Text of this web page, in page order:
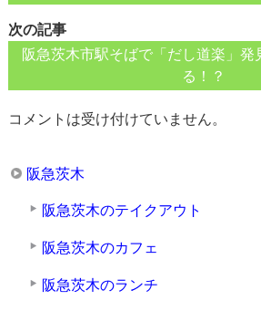
次の記事
阪急茨木市駅そばで「だし道楽」発
る！？
コメントは受け付けていません。
阪急茨木
阪急茨木のテイクアウト
阪急茨木のカフェ
阪急茨木のランチ